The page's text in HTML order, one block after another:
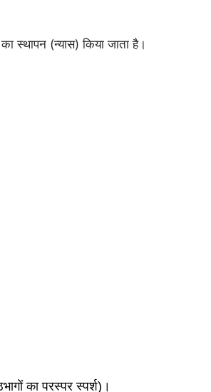
स्थापन (न्यास) किया जाता है।
का परस्पर स्पर्श)।